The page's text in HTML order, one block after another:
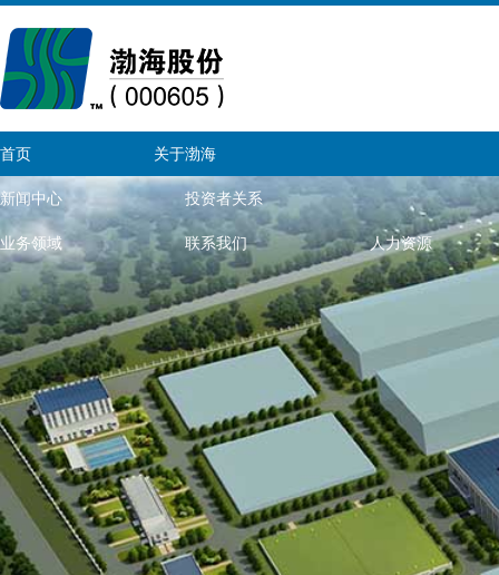
首页 关于渤海
新闻中心 投资者关系
业务领域 联系我们 人力资源